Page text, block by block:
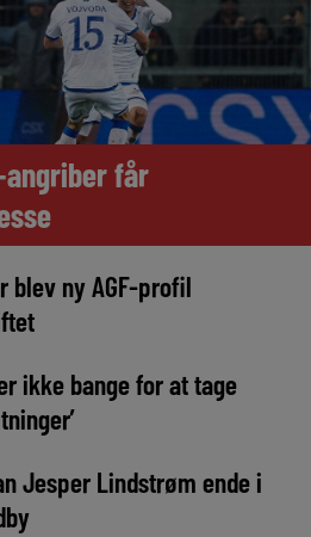
angriber får
blev ny AGF-profil
ikke bange for at tage
Jesper Lindstrøm ende i